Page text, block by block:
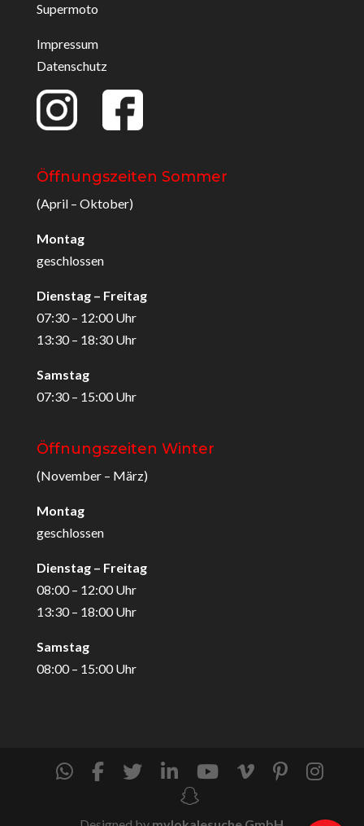
Supermoto
Impressum
Datenschutz
Öffnungszeiten Sommer
(April – Oktober)
Montag
geschlossen
Dienstag – Freitag
07:30 – 12:00 Uhr
13:30 – 18:30 Uhr
Samstag
07:30 – 15:00 Uhr
Öffnungszeiten Winter
(November – März)
Montag
geschlossen
Dienstag – Freitag
08:00 – 12:00 Uhr
13:30 – 18:00 Uhr
Samstag
08:00 – 15:00 Uhr